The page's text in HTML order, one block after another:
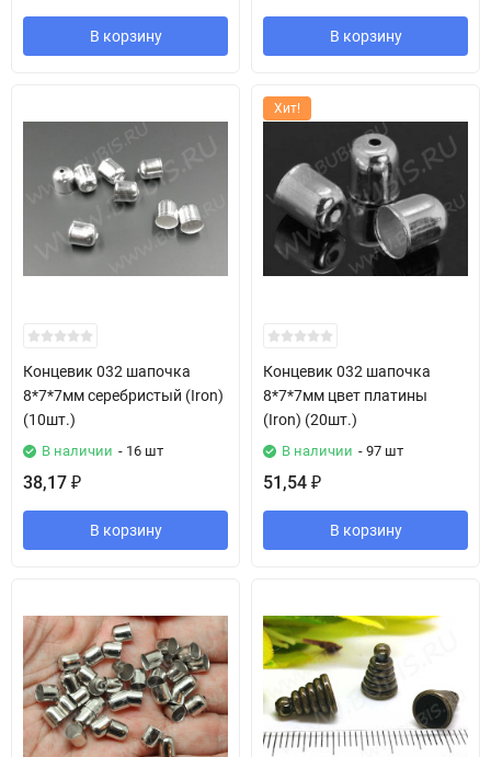
В корзину В корзину
Концевик 032 шапочка
8*7*7мм серебристый (Iron)
(10шт.)
В наличии - 16 шт
38,17 ₽
В корзину
Хит!
Концевик 032 шапочка
8*7*7мм цвет платины
(Iron) (20шт.)
В наличии - 97 шт
51,54 ₽
В корзину